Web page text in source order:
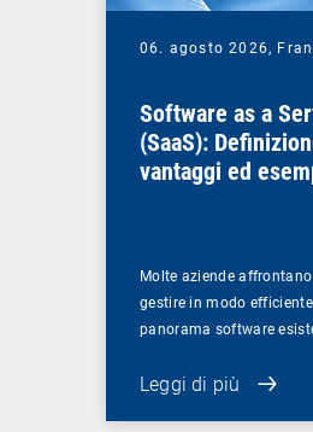
06. agosto 2026,
Software as a
(SaaS):
vantaggi ed
Molte aziende
gestire in modo
panorama software
Leggi di più